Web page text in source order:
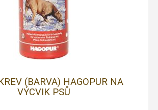
(BARVA) HAGOPUR NA
VÝCVIK PSŮ